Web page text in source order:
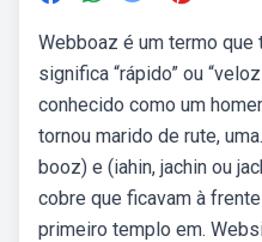
Webboaz é um termo que
significa “rápido” ou
conhecido como um
tornou marido de rute,
booz) e (iahin, jachin ou
cobre que ficavam à
primeiro templo em.